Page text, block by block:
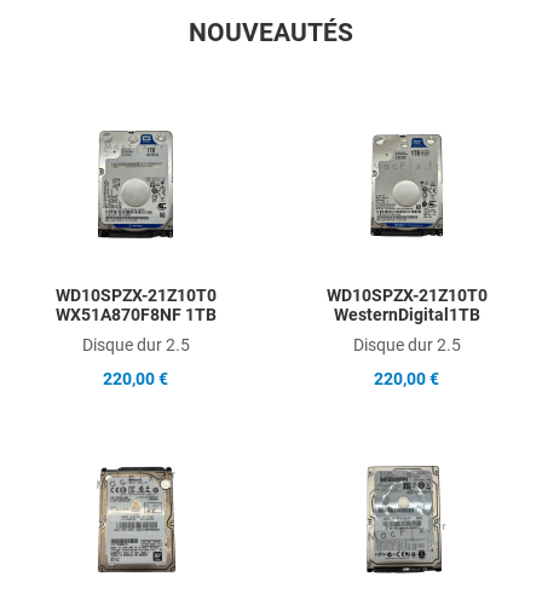
NOUVEAUTÉS
Add to Compare
WD10SPZX-21Z10T0
WX51A870F8NF 1TB
Disque dur 2.5
220,00 €
WD10SPZX-21Z10T0
WesternDigital1TB
Disque dur 2.5
220,00 €
Add to Compare